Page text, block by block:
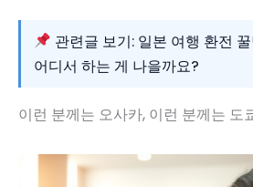
관련글 보기: 일본 여행 환전
어디서 하는 게 나을까요?
이런 분께는 오사카, 이런 분께는 도